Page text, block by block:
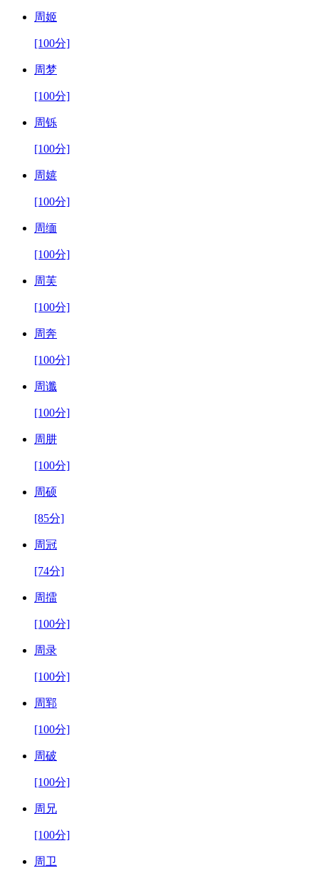
周姬
[100分]
周梦
[100分]
周铄
[100分]
周嬉
[100分]
周缅
[100分]
周芙
[100分]
周奔
[100分]
周谶
[100分]
周肼
[100分]
周硕
[85分]
周冠
[74分]
周擂
[100分]
周录
[100分]
周郓
[100分]
周破
[100分]
周兄
[100分]
周卫